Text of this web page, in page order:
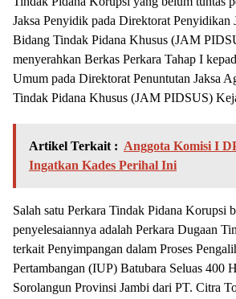
Jaksa Penyidik pada Direktorat Penyidikan
Bidang Tindak Pidana Khusus (JAM
menyerahkan Berkas Perkara Tahap I
Umum pada Direktorat Penuntutan Jaksa
Tindak Pidana Khusus (JAM PIDSUS)
Artikel Terkait : Anggota Komisi I
Ingatkan Kades Perihal Ini
Salah satu Perkara Tindak Pidana Korupsi
penyelesaiannya adalah Perkara Dugaan
terkait Penyimpangan dalam Proses
Pertambangan (IUP) Batubara Seluas 400
Sorolangun Provinsi Jambi dari PT. Citra